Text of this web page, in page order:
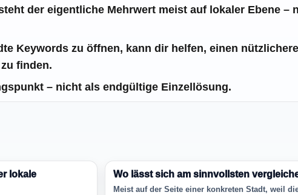
der eigentliche Mehrwert meist auf lokaler Ebene –
Keywords zu öffnen, kann dir helfen, einen
finden.
– nicht als endgültige Einzellösung.
lokale
Wo lässt sich am sinnvollsten
Meist auf der Seite einer konkreten Stadt, weil